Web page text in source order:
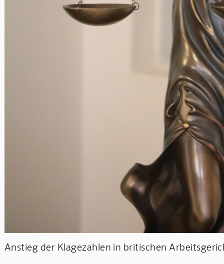
Anstieg der Klagezahlen in britischen